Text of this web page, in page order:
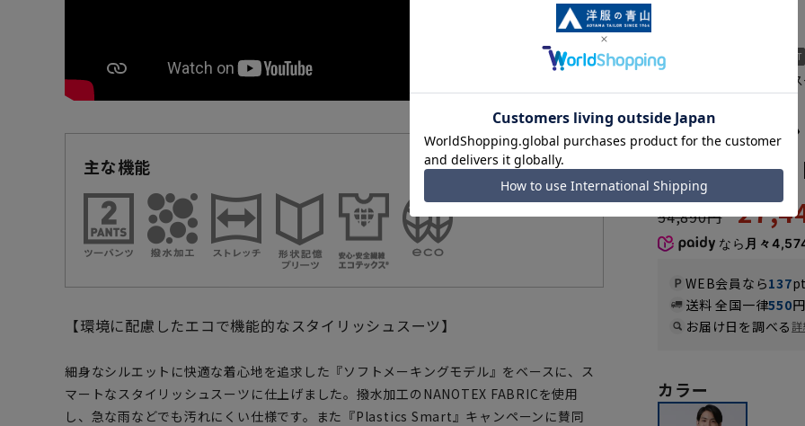
主な機能 機能一覧
【環境に配慮したエコで機能的なスタイリッシュスーツ】
細身なシルエットに快適な着心地を追求した『ソフトメーキングモデル』をベースに、ス
マートなスタイリッシュスーツに仕上げました。撥水加工のNANOTEX FABRICを使用
し、急な雨などでも汚れにくい仕様です。また『Plastics Smart』キャンペーンに賛同
環境に配慮したエコな
スタイリッ
《NANOTEX
54,890円
なら 月々
WEB会員なら137
送料 全国一律550
お届け日を調べる
カラー